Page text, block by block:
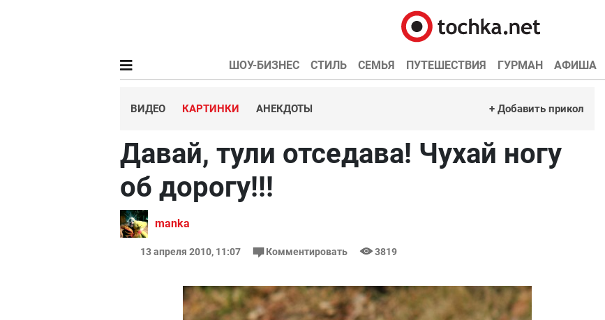
ШОУ-БИЗНЕС СТИЛЬ СЕМЬЯ ПУТЕШЕСТВИЯ ГУРМАН АФИША
ВИДЕО КАРТИНКИ АНЕКДОТЫ + Добавить прикол
Давай, тули отседава! Чухай ногу
об дорогу!!!
manka
13 апреля 2010, 11:07 Комментировать 3819